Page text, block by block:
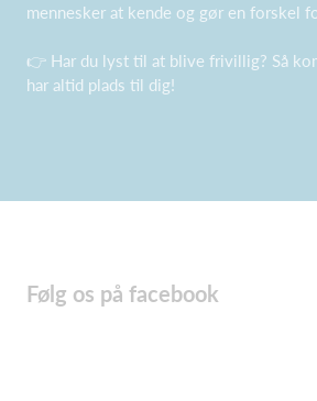
mennesker at kende og gør en forskel
👉 Har du lyst til at blive frivillig? Så
har altid plads til dig!
Følg os på facebook